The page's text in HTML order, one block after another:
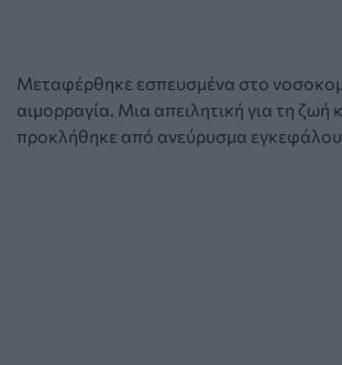
Μεταφέρθηκε εσπευσμένα στο
αιμορραγία. Μια απειλητική για τη
προκλήθηκε από ανεύρυσμα εγκεφάλου.